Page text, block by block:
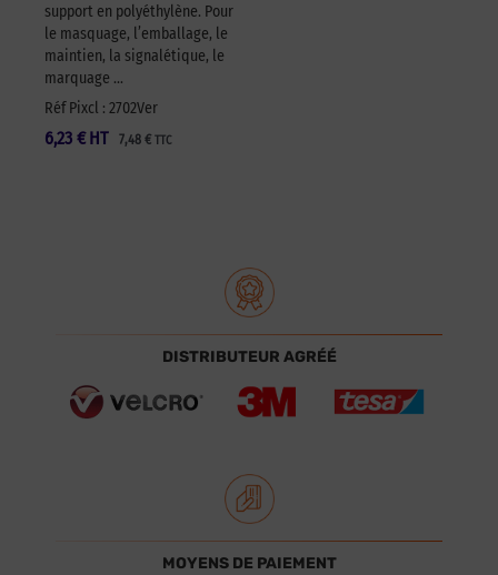
support en polyéthylène. Pour
le masquage, l’emballage, le
maintien, la signalétique, le
marquage …
Réf Pixcl : 2702Ver
6,23 € 7,48 € TTC
HT
DISTRIBUTEUR AGRÉÉ
MOYENS DE PAIEMENT